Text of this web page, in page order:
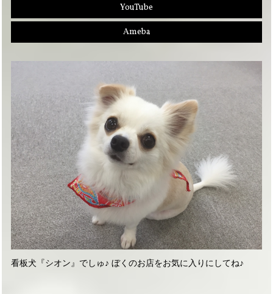
YouTube
Ameba
看板犬『シオン』でしゅ♪ ぼくのお店をお気に入りにしてね♪